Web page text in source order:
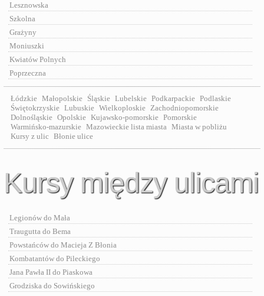
Lesznowska
Szkolna
Grażyny
Moniuszki
Kwiatów Polnych
Poprzeczna
Łódzkie Małopolskie Śląskie Lubelskie Podkarpackie Podlaskie
Świętokrzyskie Lubuskie Wielkoploskie Zachodniopomorskie
Dolnośląskie Opolskie Kujawsko-pomorskie Pomorskie
Warmińsko-mazurskie Mazowieckie lista miasta Miasta w pobliżu
Kursy z ulic Błonie ulice
Kursy między ulicami
Legionów do Mała
Traugutta do Bema
Powstańców do Macieja Z Błonia
Kombatantów do Pileckiego
Jana Pawła II do Piaskowa
Grodziska do Sowińskiego